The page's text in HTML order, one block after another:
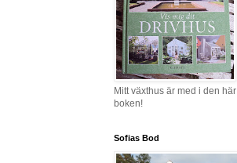
Mitt växthus är med i den här
boken!
Sofias Bod